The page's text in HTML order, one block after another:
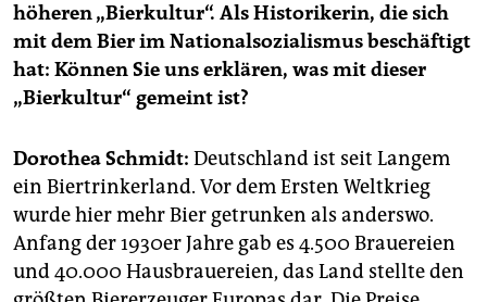
höheren „Bierkultur“. Als Historikerin, die sich
mit dem Bier im Nationalsozialismus beschäftigt
hat: Können Sie uns erklären, was mit dieser
„Bierkultur“ gemeint ist?
Dorothea Schmidt: Deutschland ist seit Langem
ein Biertrinkerland. Vor dem Ersten Weltkrieg
wurde hier mehr Bier getrunken als anderswo.
Anfang der 1930er Jahre gab es 4.500 Brauereien
und 40.000 Hausbrauereien, das Land stellte den